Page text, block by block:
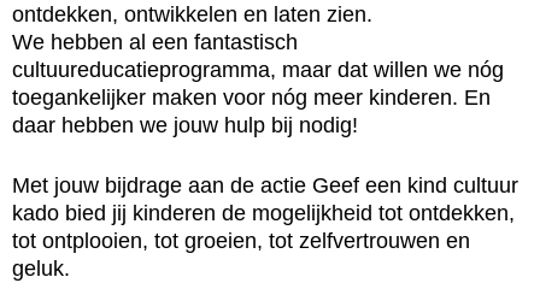
ontdekken, ontwikkelen en laten zien.
We hebben al een fantastisch
cultuureducatieprogramma, maar dat willen we nóg
toegankelijker maken voor nóg meer kinderen. En
daar hebben we jouw hulp bij nodig!
Met jouw bijdrage aan de actie Geef een kind cultuur
kado bied jij kinderen de mogelijkheid tot ontdekken,
tot ontplooien, tot groeien, tot zelfvertrouwen en
geluk.